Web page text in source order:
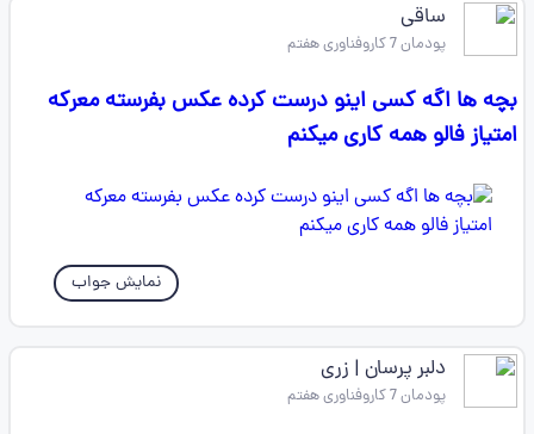
ساقی
پودمان 7 کاروفناوری هفتم
بچه ها اگه کسی اینو درست کرده عکس بفرسته معرکه
امتیاز فالو همه کاری میکنم
نمایش جواب
دلبر پرسان | زری
پودمان 7 کاروفناوری هفتم